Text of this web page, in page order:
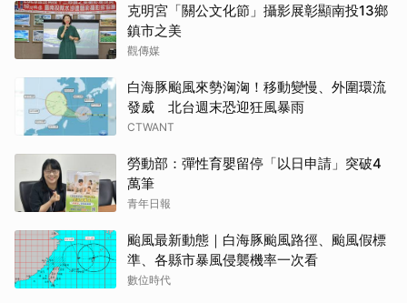
克明宮「關公文化節」攝影展彰顯南投13鄉
鎮市之美
觀傳媒
白海豚颱風來勢洶洶！移動變慢、外圍環流
發威 北台週末恐迎狂風暴雨
CTWANT
勞動部：彈性育嬰留停「以日申請」突破4
萬筆
青年日報
颱風最新動態｜白海豚颱風路徑、颱風假標
準、各縣市暴風侵襲機率一次看
數位時代